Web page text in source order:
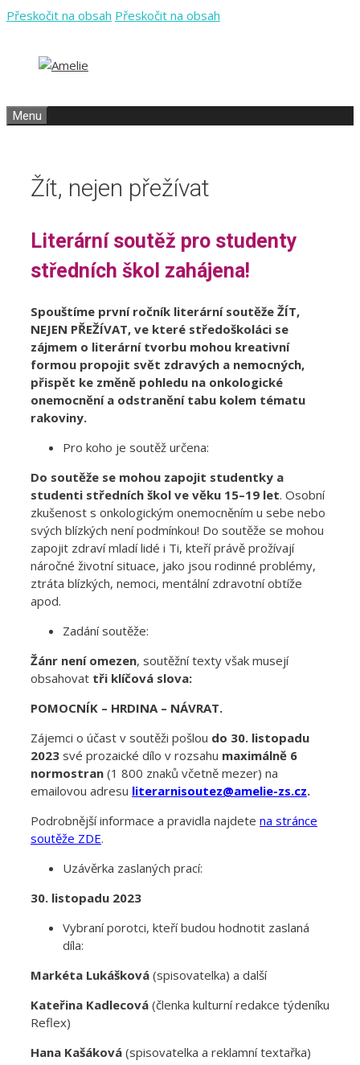
Přeskočit na obsah Přeskočit na obsah
Menu
Žít, nejen přežívat
Literární soutěž pro studenty
středních škol zahájena!
Spouštíme první ročník literární soutěže ŽÍT,
NEJEN PŘEŽÍVAT, ve které středoškoláci se
zájmem o literární tvorbu mohou kreativní
formou propojit svět zdravých a nemocných,
přispět ke změně pohledu na onkologické
onemocnění a odstranění tabu kolem tématu
rakoviny.
Pro koho je soutěž určena:
Do soutěže se mohou zapojit studentky a
studenti středních škol ve věku 15–19 let. Osobní
zkušenost s onkologickým onemocněním u sebe nebo
svých blízkých není podmínkou! Do soutěže se mohou
zapojit zdraví mladí lidé i Ti, kteří právě prožívají
náročné životní situace, jako jsou rodinné problémy,
ztráta blízkých, nemoci, mentální zdravotní obtíže
apod.
Zadání soutěže:
Žánr není omezen, soutěžní texty však musejí
obsahovat tři klíčová slova:
POMOCNÍK – HRDINA – NÁVRAT.
Zájemci o účast v soutěži pošlou do 30. listopadu
2023 své prozaické dílo v rozsahu maximálně 6
normostran (1 800 znaků včetně mezer) na
emailovou adresu literarnisoutez@amelie-zs.cz.
Podrobnější informace a pravidla najdete na stránce
soutěže ZDE.
Uzávěrka zaslaných prací:
30. listopadu 2023
Vybraní porotci, kteří budou hodnotit zaslaná
díla:
Markéta Lukášková (spisovatelka) a další
Kateřina Kadlecová (členka kulturní redakce týdeníku
Reflex)
Hana Kašáková (spisovatelka a reklamní textařka)